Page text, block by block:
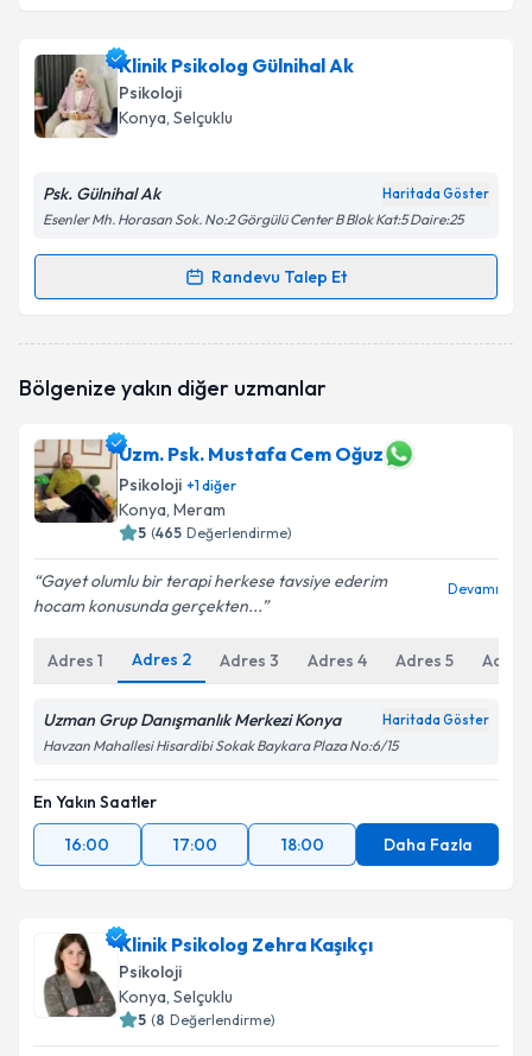
Klinik Psikolog Fatih Uğuriçin randevu takvimi
talebi oluşturun. Size bu uzmandan randevu almanız
için bir takvim hazırlandığında e-posta ile
bilgilendireceğiz.
Kişisel verilerimin işlenmesine ilişkinAydınlatma
kapsamda işlenmesini kabul ediyorum.
Klinik Psikolog Gülnihal Ak
Psikoloji
Konya, Selçuklu
Psk. Gülnihal Ak Haritada Göster
Esenler Mh. Horasan Sok. No:2 Görgülü Center B Blok Kat:5 Daire:25
Randevu Talep Et
Randevu Takvimi Talebi
talebi oluşturun. Size bu uzmandan randevu almanız
bilgilendireceğiz.
E-posta Adresiniz
Kişisel verilerimin işlenmesine ilişkin
kapsamda işlenmesini kabul ediyorum.
Takvim Talebini Gönder
Bölgenize yakın diğer uzmanlar
Uzm. Psk. Mustafa Cem Oğuz
Psikoloji +1diğer
Konya, Meram
5 (465 Değerlendirme)
Gayet olumlu bir terapi herkese tavsiye ederim
hocam konusunda gerçekten...
Devamı
Adres 1 Adres 2 Adres 3 Adres 4 Adres 5 Adres
Uzman Grup Danışmanlık Merkezi Konya Haritada Göster
Havzan Mahallesi Hisardibi Sokak Baykara Plaza No:6/15
En Yakın Saatler
16:00
17:00 18:00 Daha Fazla
Klinik Psikolog Zehra Kaşıkçı
Psikoloji
Konya, Selçuklu
5 (8 Değerlendirme)